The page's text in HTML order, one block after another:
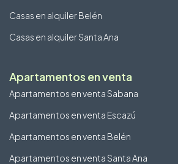
Casas en alquiler Belén
Casas en alquiler Santa Ana
Apartamentos en venta
Apartamentos en venta Sabana
Apartamentos en venta Escazú
Apartamentos en venta Belén
Apartamentos en venta Santa Ana